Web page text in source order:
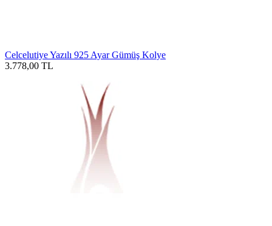
Celcelutiye Yazılı 925 Ayar Gümüş Kolye
3.778,00 TL